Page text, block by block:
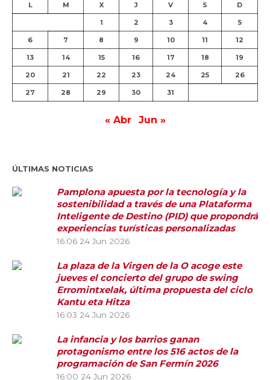
L M X J V S D
1 2 3 4 5
6 7 8 9 10 11 12
13 14 15 16 17 18 19
20 21 22 23 24 25 26
27 28 29 30 31
« Abr Jun »
ÚLTIMAS NOTICIAS
Pamplona apuesta por la tecnología y la
sostenibilidad a través de una Plataforma
Inteligente de Destino (PID) que propondrá
experiencias turísticas personalizadas
16:06 24 Jun 2026
La plaza de la Virgen de la O acoge este
jueves el concierto del grupo de swing
Erromintxelak, última propuesta del ciclo
Kantu eta Hitza
16:03 24 Jun 2026
La infancia y los barrios ganan
protagonismo entre los 516 actos de la
programación de San Fermín 2026
16:00 24 Jun 2026